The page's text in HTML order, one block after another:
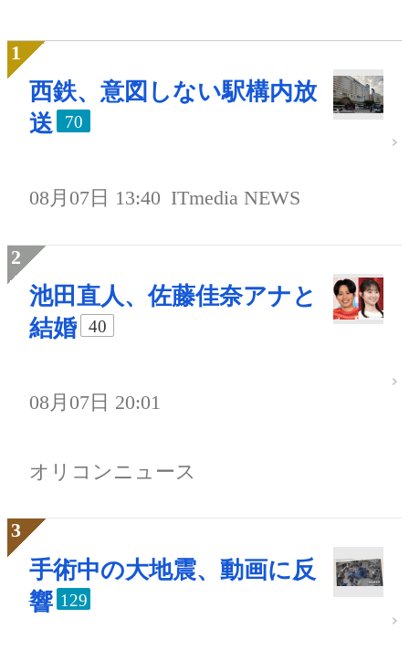
西鉄、意図しない駅構内放
送
70
08月07日 13:40 ITmedia NEWS
池田直人、佐藤佳奈アナと
結婚
40
08月07日 20:01
オリコンニュース
手術中の大地震、動画に反
響 129